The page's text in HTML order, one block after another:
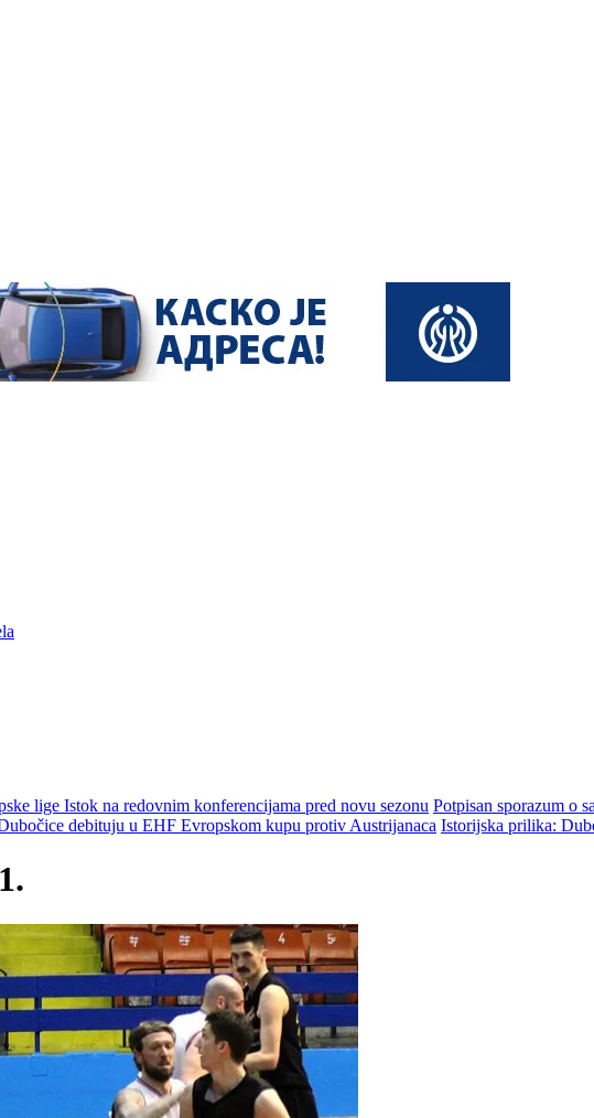
lige Istok na redovnim konferencijama pred novu sezonu Potpisan sporazum o
debituju u EHF Evropskom kupu protiv Austrijanaca Istorijska prilika: